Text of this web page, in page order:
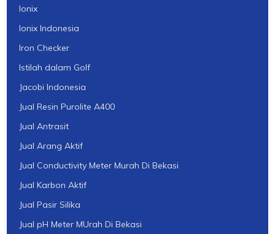
Ionix
Ionix Indonesia
Iron Checker
Istilah dalam Golf
Jacobi Indonesia
Jual Resin Purolite A400
Jual Antrasit
Jual Arang Aktif
Jual Conductivity Meter Murah Di Bekasi
Jual Karbon Aktif
Jual Pasir Silika
Jual pH Meter MUrah Di Bekasi